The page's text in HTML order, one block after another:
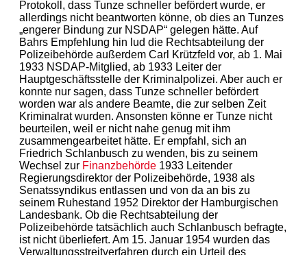
Protokoll, dass Tunze schneller befördert wurde, er
allerdings nicht beantworten könne, ob dies an Tunzes
„engerer Bindung zur NSDAP“ gelegen hätte. Auf
Bahrs Empfehlung hin lud die Rechtsabteilung der
Polizeibehörde außerdem Carl Krützfeld vor, ab 1. Mai
1933 NSDAP-Mitglied, ab 1933 Leiter der
Hauptgeschäftsstelle der Kriminalpolizei. Aber auch er
konnte nur sagen, dass Tunze schneller befördert
worden war als andere Beamte, die zur selben Zeit
Kriminalrat wurden. Ansonsten könne er Tunze nicht
beurteilen, weil er nicht nahe genug mit ihm
zusammengearbeitet hätte. Er empfahl, sich an
Friedrich Schlanbusch zu wenden, bis zu seinem
Wechsel zur Finanzbehörde 1933 Leitender
Regierungsdirektor der Polizeibehörde, 1938 als
Senatssyndikus entlassen und von da an bis zu
seinem Ruhestand 1952 Direktor der Hamburgischen
Landesbank. Ob die Rechtsabteilung der
Polizeibehörde tatsächlich auch Schlanbusch befragte,
ist nicht überliefert. Am 15. Januar 1954 wurden das
Verwaltungsstreitverfahren durch ein Urteil des